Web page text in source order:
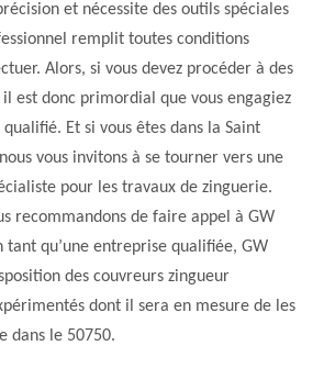
et nécessite des outils spéciales
remplit toutes conditions
Alors, si vous devez procéder à des
est donc primordial que vous engagiez
Et si vous êtes dans la Saint
vous invitons à se tourner vers une
pour les travaux de zinguerie.
recommandons de faire appel à GW
tant qu’une entreprise qualifiée, GW
des couvreurs zingueur
dont il sera en mesure de les
dans le 50750.